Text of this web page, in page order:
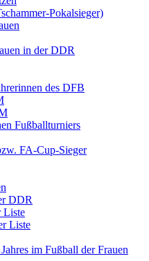
Pokalsieger)
in der DDR
des DFB
Fußballturniers
FA-Cup-Sieger
DDR
Liste
Liste
im Fußball der Frauen